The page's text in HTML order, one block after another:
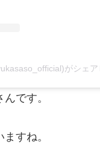
がシェア
です。
すね。